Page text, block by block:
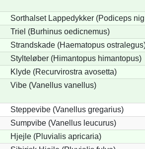
Sorthalset Lappedykker (Podiceps
Triel (Burhinus oedicnemus)
Strandskade (Haematopus
Stylteløber (Himantopus himantopus)
Klyde (Recurvirostra avosetta)
Vibe (Vanellus vanellus)
Steppevibe (Vanellus gregarius)
Sumpvibe (Vanellus leucurus)
Hjejle (Pluvialis apricaria)